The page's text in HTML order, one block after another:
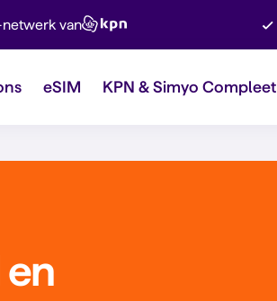
van
eSIM KPN & Simyo Compleet